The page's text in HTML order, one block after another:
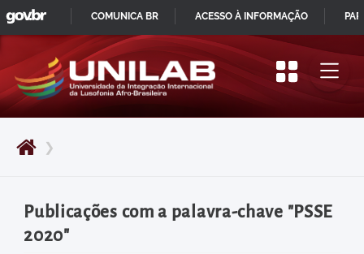
Pular
para
início
do
principal
Acessar
diretamente
❯
Publicações com a palavra-chave "PSSE
2020"
IR
PARA
CONTEÚDO
GOVBR
COMUNICA BR ACESSO À INFORMAÇÃO